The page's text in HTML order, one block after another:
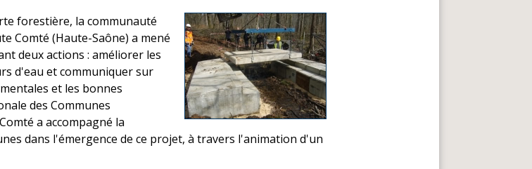
forestière, la communauté
Comté (Haute-Saône) a mené
deux actions : améliorer les
d'eau et communiquer sur
et les bonnes
des Communes
a accompagné la
dans l'émergence de ce projet, à travers l'animation d'un